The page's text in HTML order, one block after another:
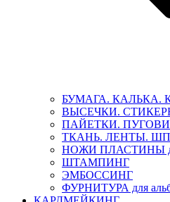
БУМАГА. КАЛЬКА.
ВЫСЕЧКИ.
ПАЙЕТКИ.
ТКАНЬ. ЛЕНТЫ.
НОЖИ ПЛАСТИНЫ
ШТАМПИНГ
ЭМБОССИНГ
ФУРНИТУРА для